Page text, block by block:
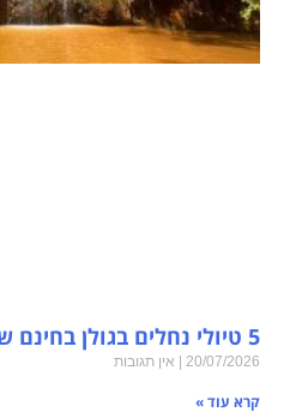
5 טיולי נחלים בגולן בחינם ששווה להכיר
20/07/2026 אין תגובות
קרא עוד »